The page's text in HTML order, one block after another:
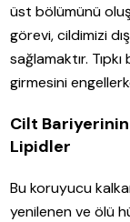
üst bölümünü
görevi, cildimizi
sağlamaktır.
girmesini
Cilt
Lipidler
Bu koruyucu
yenilenen ve ölü